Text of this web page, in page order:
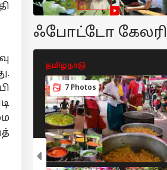
ஃபோட்டோ கேலரி
தமிழ்நாடு
7 Photos